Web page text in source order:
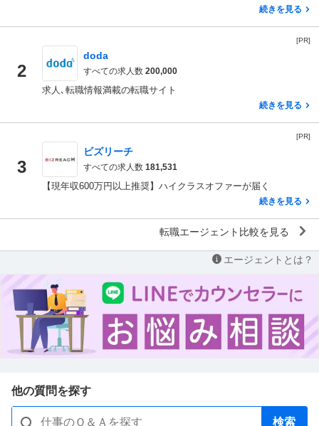
続きを見る
[PR]
2
doda
すべての求人数 200,000
求人､転職情報満載の転職サイト
続きを見る
[PR]
3
ビズリーチ
すべての求人数 181,531
【現年収600万円以上推奨】ハイクラスオファーが届く
続きを見る
転職エージェント比較を見る
エージェントとは？
他の質問を探す
検索